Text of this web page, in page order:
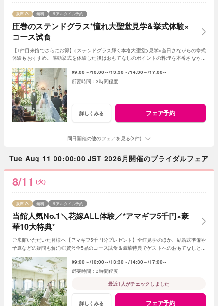
圧巻のステンドグラス*憧れ大聖堂見学&挙式体験×
コース試食
残席 無料 リアルタイム予約
【1件目来館でさらにお得】<ステンドグラス輝く本格大聖堂>見学×当日さながらの挙式
体験もおすすめ。感動挙式を体験した後はおもてなしのポイントの料理を本番さながら
09:00～ 10:00～ 13:30～ 14:30～ 17:00～
3時間程度
詳しくみる フェア予約
同日開催の他のフェアを見る(3件)
Tue Aug 11 00:00:00 JST 2026月開催のブライダルフェア
8/11 (火)
当館人気No.1＼花嫁ALL体験／*アマギフ5千円×豪
華10大特典*
残席 無料 リアルタイム予約
ご来館いただいた皆様へ【アマギフ5千円分プレゼント】全館見学のほか、結婚式準備や
予算などの疑問も解消◎贅沢全5品のコース試食＆豪華特典でゲストへのおもてなしと憧
09:00～ 10:00～ 13:30～ 14:30～ 17:00～
3時間程度
最近1人がチェックしました
詳しくみる フェア予約